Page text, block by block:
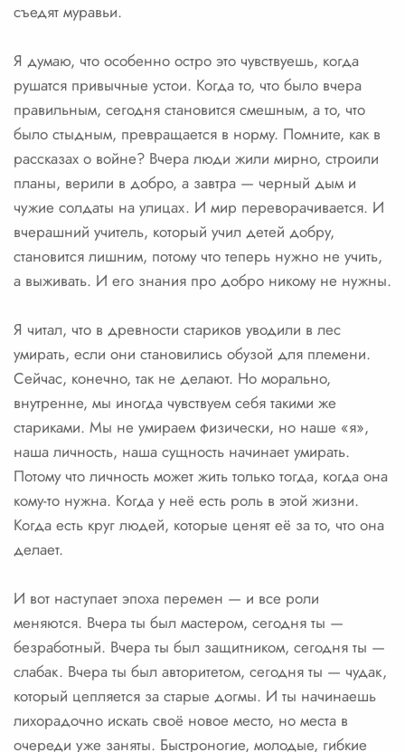
съедят муравьи.
Я думаю, что особенно остро это чувствуешь, когда
рушатся привычные устои. Когда то, что было вчера
правильным, сегодня становится смешным, а то, что
было стыдным, превращается в норму. Помните, как в
рассказах о войне? Вчера люди жили мирно, строили
планы, верили в добро, а завтра — черный дым и
чужие солдаты на улицах. И мир переворачивается. И
вчерашний учитель, который учил детей добру,
становится лишним, потому что теперь нужно не учить,
а выживать. И его знания про добро никому не нужны.
Я читал, что в древности стариков уводили в лес
умирать, если они становились обузой для племени.
Сейчас, конечно, так не делают. Но морально,
внутренне, мы иногда чувствуем себя такими же
стариками. Мы не умираем физически, но наше «я»,
наша личность, наша сущность начинает умирать.
Потому что личность может жить только тогда, когда она
кому-то нужна. Когда у неё есть роль в этой жизни.
Когда есть круг людей, которые ценят её за то, что она
делает.
И вот наступает эпоха перемен — и все роли
меняются. Вчера ты был мастером, сегодня ты —
безработный. Вчера ты был защитником, сегодня ты —
слабак. Вчера ты был авторитетом, сегодня ты — чудак,
который цепляется за старые догмы. И ты начинаешь
лихорадочно искать своё новое место, но места в
очереди уже заняты. Быстроногие, молодые, гибкие